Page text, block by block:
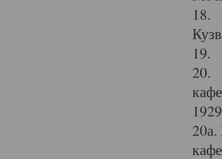
18.
19.
20.